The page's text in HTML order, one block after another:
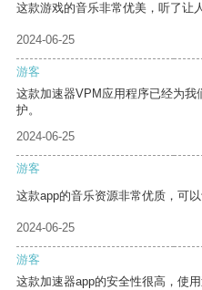
这款游戏的音乐非常优美，听了让
2024-06-25
游客
这款加速器VPM应用程序已经为
护。
2024-06-25
游客
这款app的音乐资源非常优质，可
2024-06-25
游客
这款加速器app的安全性很高，使